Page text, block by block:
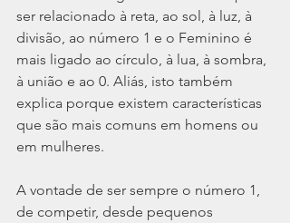
ser relacionado à reta, ao sol, à luz, à
divisão, ao número 1 e o Feminino é
mais ligado ao círculo, à lua, à sombra,
à união e ao 0. Aliás, isto também
explica porque existem características
que são mais comuns em homens ou
em mulheres.
A vontade de ser sempre o número 1,
de competir, desde pequenos